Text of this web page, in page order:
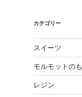
カテゴリー
スイーツ
モルモットの
レジン